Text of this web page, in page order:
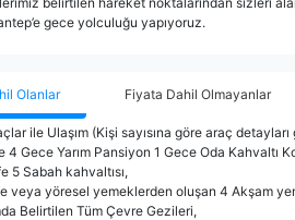
gece yolculuğu yapıyoruz.
Olanlar Fiyata Dahil Olmayanlar
ile Ulaşım (Kişi sayısına göre araç
4 Gece Yarım Pansiyon 1 Gece Oda Kahvaltı
5 Sabah kahvaltısı,
veya yöresel yemeklerden oluşan 4 Akşam
Belirtilen Tüm Çevre Gezileri,